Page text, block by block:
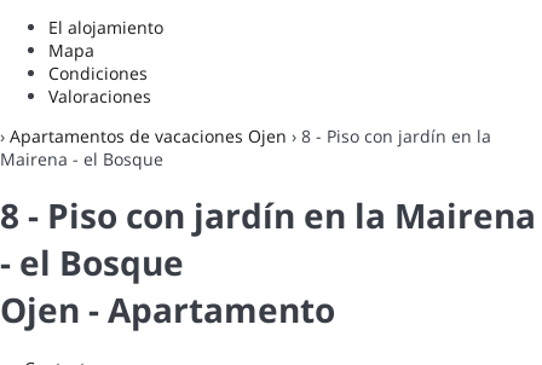
El alojamiento
Mapa
Condiciones
Valoraciones
› Apartamentos de vacaciones Ojen › 8 - Piso con jardín en la
Mairena - el Bosque
8 - Piso con jardín en la Mairena
- el Bosque
Ojen -Apartamento